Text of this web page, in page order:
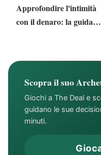
Approfondire l'intimità
con il denaro: la guida
finanze
Scopra il suo
Giochi a The Deal e
guidano le sue
minuti.